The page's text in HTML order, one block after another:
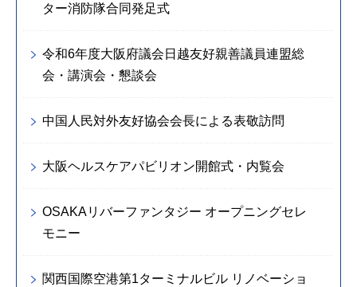
ター消防隊合同発足式
令和6年度大阪府議会日越友好親善議員連盟総
会・講演会・懇談会
中国人民対外友好協会会長による表敬訪問
大阪ヘルスケアパビリオン開館式・内覧会
OSAKAリバーファンタジー オープニングセレ
モニー
関西国際空港第1ターミナルビル リノベーショ